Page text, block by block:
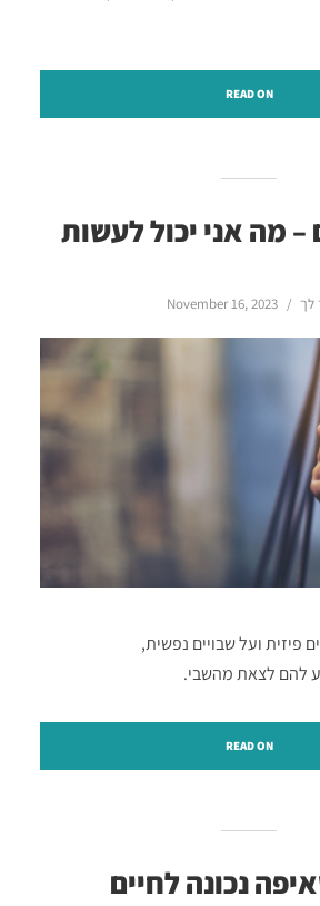
READ ON
– מה אני יכול לעשות
לך November 16, 2023
פיזית ועל שבויים נפשית,
להם לצאת מהשבי.
READ ON
נכונה לחיים